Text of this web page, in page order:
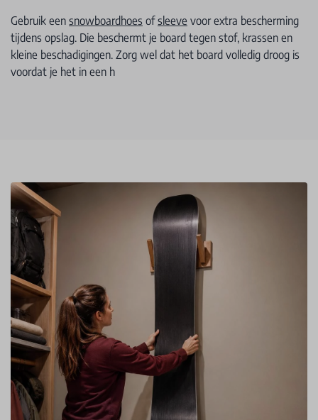
Gebruik een snowboardhoes ofsleeve voor extra bescherming
tijdens opslag. Die beschermt je board tegen stof, krassen en
kleine beschadigingen. Zorg wel dat het board volledig droog is
voordat je het in een h